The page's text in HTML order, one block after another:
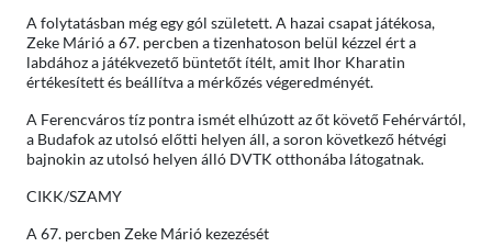
A folytatásban még egy gól született. A hazai csapat játékosa,
Zeke Márió a 67. percben a tizenhatoson belül kézzel ért a
labdához a játékvezető büntetőt ítélt, amit Ihor Kharatin
értékesített és beállítva a mérkőzés végeredményét.
A Ferencváros tíz pontra ismét elhúzott az őt követő Fehérvártól,
a Budafok az utolsó előtti helyen áll, a soron következő hétvégi
bajnokin az utolsó helyen álló DVTK otthonába látogatnak.
CIKK/SZAMY
A 67. percben Zeke Márió kezezését